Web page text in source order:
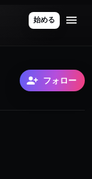
始める
フォロー